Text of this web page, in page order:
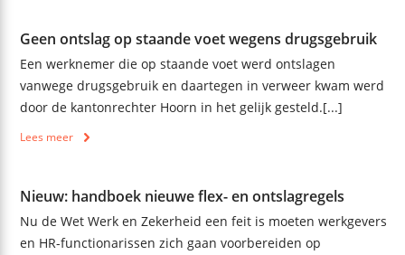
Geen ontslag op staande voet wegens drugsgebruik
Een werknemer die op staande voet werd ontslagen
vanwege drugsgebruik en daartegen in verweer kwam werd
door de kantonrechter Hoorn in het gelijk gesteld.[...]
Lees meer
Nieuw: handboek nieuwe flex- en ontslagregels
Nu de Wet Werk en Zekerheid een feit is moeten werkgevers
en HR-functionarissen zich gaan voorbereiden op